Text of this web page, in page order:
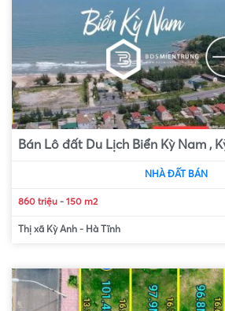
Bán Lô đất Du Lịch Biển Kỳ Nam ,
NHÀ ĐẤT BÁN
860 triệu - 150 m2
Thị xã Kỳ Anh - Hà Tĩnh